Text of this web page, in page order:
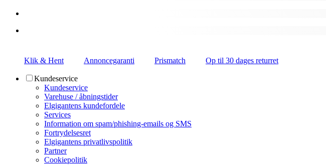
Klik & Hent Annoncegaranti Prismatch Op til 30 dages returret
Kundeservice
Kundeservice
Varehuse / åbningstider
Elgigantens kundefordele
Services
Information om spam/phishing-emails og SMS
Fortrydelsesret
Elgigantens privatlivspolitik
Partner
Cookiepolitik